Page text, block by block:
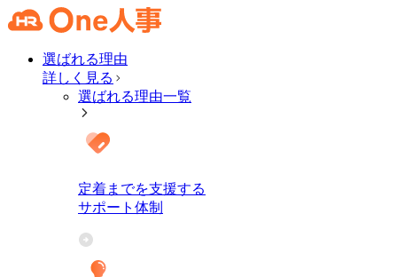
選ばれる理由
詳しく見る
選ばれる理由一覧
定着までを支援する
サポート体制